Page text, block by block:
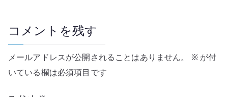
ー
シ
ョ
ン
コメントを残す
メールアドレスが公開されることはありません。 ※が付
いている欄は必須項目です